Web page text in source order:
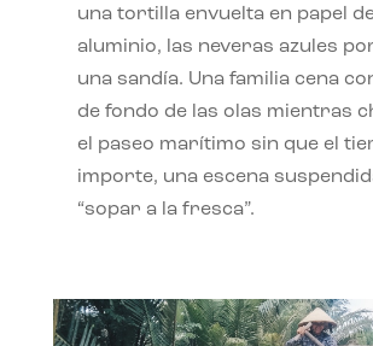
una tortilla envuelta en papel
aluminio, las neveras azules
una sandía. Una familia cena
de fondo de las olas mientras
el paseo marítimo sin que el
importe, una escena
“sopar a la fresca”.